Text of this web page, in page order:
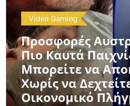
Video Gaming
Προσφορές
Πιο Καυτά
Μπορείτε να
Χωρίς να
Οικονομικό